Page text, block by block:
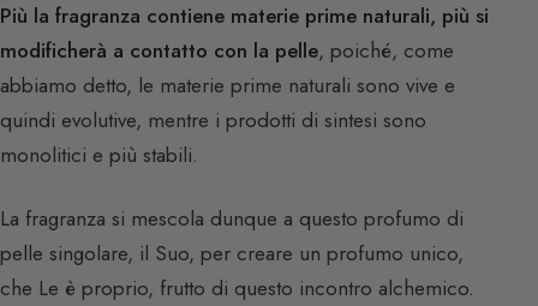
Più la fragranza contiene materie prime naturali, più si
modificherà a contatto con la pelle, poiché, come
abbiamo detto, le materie prime naturali sono vive e
quindi evolutive, mentre i prodotti di sintesi sono
monolitici e più stabili.
La fragranza si mescola dunque a questo profumo di
pelle singolare, il Suo, per creare un profumo unico,
che Le è proprio, frutto di questo incontro alchemico.